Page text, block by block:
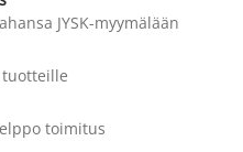
JYSK-myymälään
toimitus